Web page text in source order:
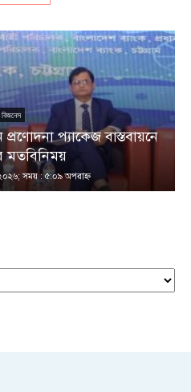
বিজনেস
প্যাকেজ বাস্তবায়নে
মতবিনিময়
সময় : ৫:০৯ অপরাহ্ণ